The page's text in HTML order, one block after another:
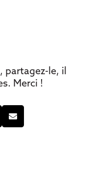
partagez-le, il
Merci !
